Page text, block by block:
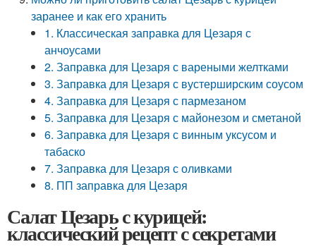
заранее и как его хранить
1. Классическая заправка для Цезаря с
анчоусами
2. Заправка для Цезаря с вареными желтками
3. Заправка для Цезаря с вустерширским соусом
4. Заправка для Цезаря с пармезаном
5. Заправка для Цезаря с майонезом и сметаной
6. Заправка для Цезаря с винным уксусом и
табаско
7. Заправка для Цезаря с оливками
8. ПП заправка для Цезаря
Салат Цезарь с курицей:
классический рецепт с секретами